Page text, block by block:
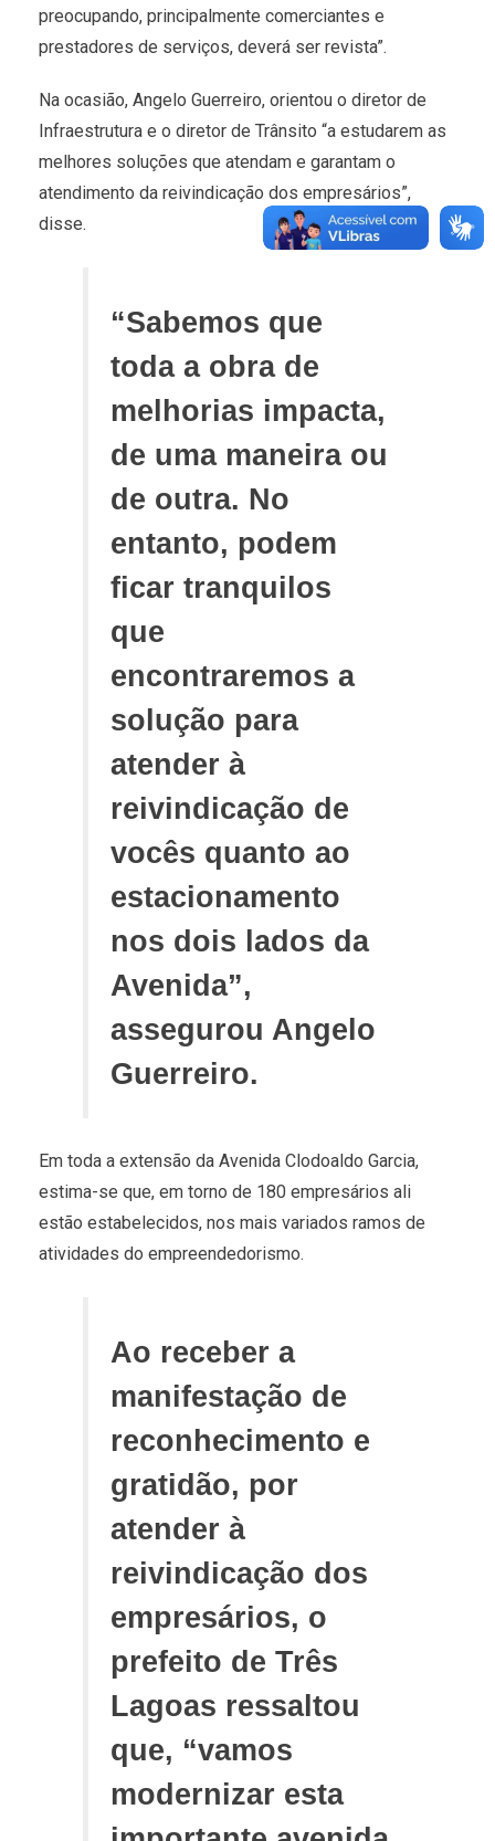
preocupando, principalmente comerciantes e
prestadores de serviços, deverá ser revista”.
Na ocasião, Angelo Guerreiro, orientou o diretor de
Infraestrutura e o diretor de Trânsito “a estudarem as
melhores soluções que atendam e garantam o
atendimento da reivindicação dos empresários”,
disse.
“Sabemos que
toda a obra de
melhorias impacta,
de uma maneira ou
de outra. No
entanto, podem
ficar tranquilos
que
encontraremos a
solução para
atender à
reivindicação de
vocês quanto ao
estacionamento
nos dois lados da
Avenida”,
assegurou Angelo
Guerreiro.
Em toda a extensão da Avenida Clodoaldo Garcia,
estima-se que, em torno de 180 empresários ali
estão estabelecidos, nos mais variados ramos de
atividades do empreendedorismo.
Ao receber a
manifestação de
reconhecimento e
gratidão, por
atender à
reivindicação dos
empresários, o
prefeito de Três
Lagoas ressaltou
que, “vamos
modernizar esta